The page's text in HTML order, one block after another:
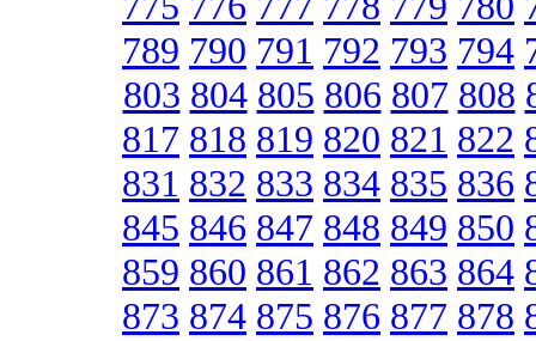
789 790 791 792 793 794
803 804 805 806 807 808
817 818 819 820 821 822
831 832 833 834 835 836
845 846 847 848 849 850
859 860 861 862 863 864
873 874 875 876 877 878